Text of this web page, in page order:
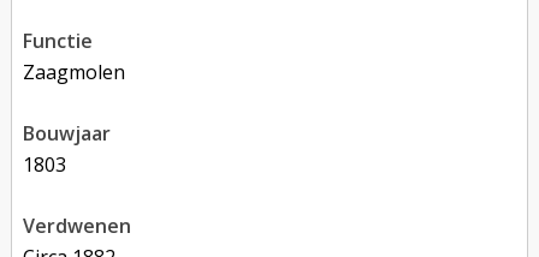
functie
zaagmolen
bouwjaar
1803
verdwenen